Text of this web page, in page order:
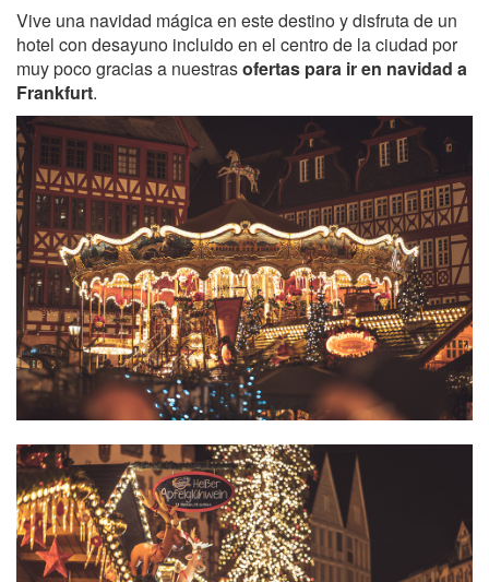
Vive una navidad mágica en este destino y disfruta de un
hotel con desayuno incluido en el centro de la ciudad por
muy poco gracias a nuestrasofertas para ir en navidad a
Frankfurt.